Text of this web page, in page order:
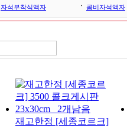
자석부착식액자 ㆍ 콤비자석액자
재고한정 [세종코르크]